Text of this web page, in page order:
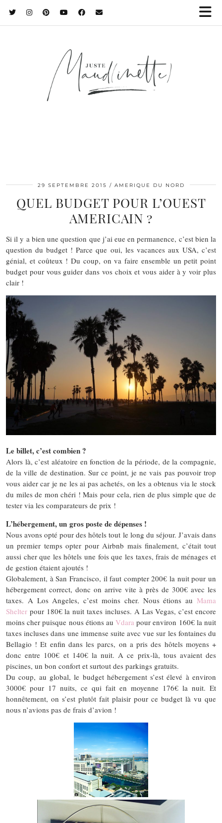
29 SEPTEMBRE 2015 AMERIQUE DU NORD
QUEL BUDGET POUR L’OUEST
AMERICAIN ?
Si il y a bien une question que j’ai eue en permanence, c’est bien la
question du budget ! Parce que oui, les vacances aux USA, c’est
génial, et coûteux ! Du coup, on va faire ensemble un petit point
budget pour vous guider dans vos choix et vous aider à y voir plus
clair !
Le billet, c’est combien ?
Alors là, c’est aléatoire en fonction de la période, de la compagnie,
de la ville de destination. Sur ce point, je ne vais pas pouvoir trop
vous aider car je ne les ai pas achetés, on les a obtenus via le stock
du miles de mon chéri ! Mais pour cela, rien de plus simple que de
tester via les comparateurs de prix !
L’hébergement, un gros poste de dépenses !
Nous avons opté pour des hôtels tout le long du séjour. J’avais dans
un premier temps opter pour Airbnb mais finalement, c’était tout
aussi cher que les hôtels une fois que les taxes, frais de ménages et
de gestion étaient ajoutés !
Globalement, à San Francisco, il faut compter 200€ la nuit pour un
hébergement correct, donc on arrive vite à près de 300€ avec les
taxes. A Los Angeles, c’est moins cher. Nous étions au Mama
Shelter pour 180€ la nuit taxes incluses. A Las Vegas, c’est encore
moins cher puisque nous étions auVdara pour environ 160€ la nuit
taxes incluses dans une immense suite avec vue sur les fontaines du
Bellagio ! Et enfin dans les parcs, on a pris des hôtels moyens +
donc entre 100€ et 140€ la nuit. A ce prix-là, tous avaient des
piscines, un bon confort et surtout des parkings gratuits.
Du coup, au global, le budget hébergement s’est élevé à environ
3000€ pour 17 nuits, ce qui fait en moyenne 176€ la nuit. Et
honnêtement, on s’est plutôt fait plaisir pour ce budget là vu que
nous n’avions pas de frais d’avion !